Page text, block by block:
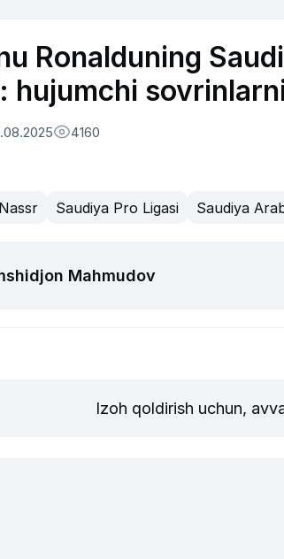
Ronalduning
hujumchi
4160
Saudiya Pro Ligasi Saudiya
Mahmudov
Izoh qoldirish uchun,